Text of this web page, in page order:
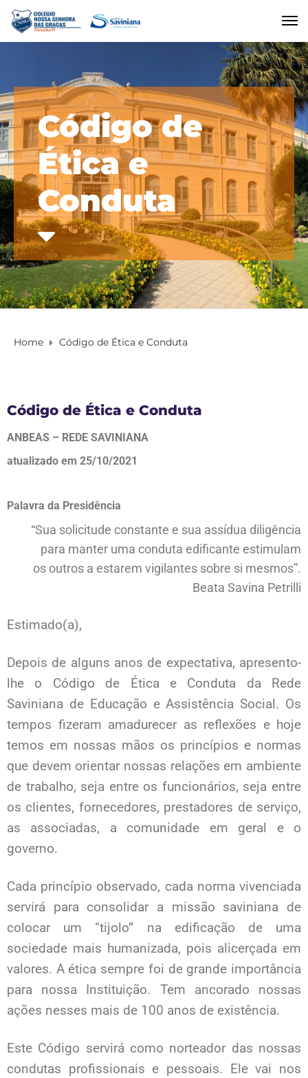
Código de
Ética e
Conduta
Home Código de Ética e Conduta
Código de Ética e Conduta
ANBEAS – REDE SAVINIANA
atualizado em 25/10/2021
Palavra da Presidência
“Sua solicitude constante e sua assídua diligência
para manter uma conduta edificante estimulam
os outros a estarem vigilantes sobre si mesmos”.
Beata Savina Petrilli
Estimado(a),
Depois de alguns anos de expectativa, apresento-
lhe o Código de Ética e Conduta da Rede
Saviniana de Educação e Assistência Social. Os
tempos fizeram amadurecer as reflexões e hoje
temos em nossas mãos os princípios e normas
que devem orientar nossas relações em ambiente
de trabalho, seja entre os funcionários, seja entre
os clientes, fornecedores, prestadores de serviço,
as associadas, a comunidade em geral e o
governo.
Cada princípio observado, cada norma vivenciada
servirá para consolidar a missão saviniana de
colocar um “tijolo” na edificação de uma
sociedade mais humanizada, pois alicerçada em
valores. A ética sempre foi de grande importância
para nossa Instituição. Tem ancorado nossas
ações nesses mais de 100 anos de existência.
Este Código servirá como norteador das nossas
condutas profissionais e pessoais. Ele vai nos